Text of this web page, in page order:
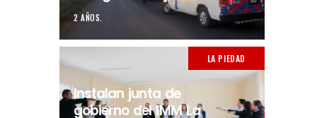
2 AÑOS.
LA PIEDAD
Instalan junta de
gobierno del IMM La